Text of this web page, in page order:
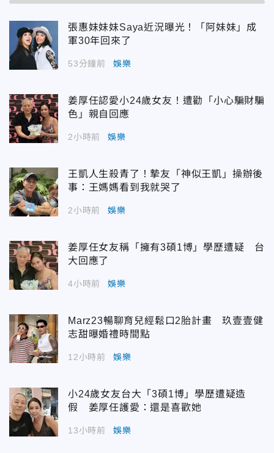
張惠妹妹妹Saya近況曝光！「阿妹妹」成
軍30年回來了
53分鐘前 娛樂
姜厚任認愛小24歲女友！遭勸「小心騙財騙
色」親自回應
2小時前 娛樂
王凱人生殺青了！摯友「神似王凱」操辦後
事：王媽媽看到我就哭了
2小時前 娛樂
姜厚任女友稱「擁有3碩1博」學歷遭疑 台
大回應了
4小時前 娛樂
Marz23暢聊育兒經鬆口2胎計畫 玖壹壹健
志甜曝婚禮時間點
12小時前 娛樂
小24歲女友台大「3碩1博」學歷遭疑造
假 姜厚任護愛：還是喜歡她
13小時前 娛樂